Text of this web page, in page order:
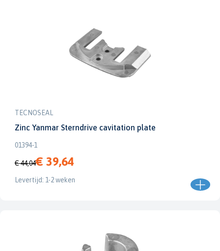
TECNOSEAL
Zinc Yanmar Sterndrive cavitation plate
01394-1
€ 44,04€ 39,64
Levertijd: 1-2 weken